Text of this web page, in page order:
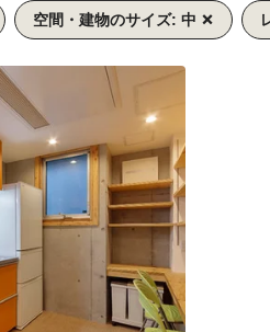
空間・建物のサイズ: 中